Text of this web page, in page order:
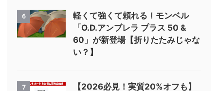
6
軽くて強くて頼れる！モンベル
「O.D.アンブレラ プラス 50 &
60」が新登場【折りたたみじゃな
い？】
7
【2026必見！実質20%オフも】